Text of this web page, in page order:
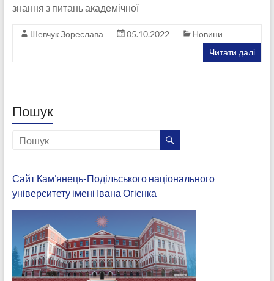
знання з питань академічної
Шевчук Зореслава 05.10.2022
Новини
Читати далі
Пошук
Сайт Кам’янець-Подільського національного
університету імені Івана Огієнка